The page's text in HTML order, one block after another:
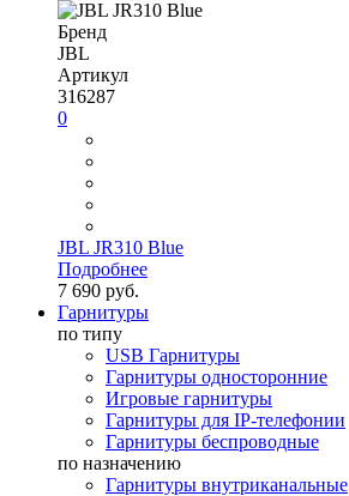
Бренд
JBL
Артикул
316287
0
JBL JR310 Blue
Подробнее
7 690 руб.
Гарнитуры
по типу
USB Гарнитуры
Гарнитуры односторонние
Игровые гарнитуры
Гарнитуры для IP-телефонии
Гарнитуры беспроводные
по назначению
Гарнитуры внутриканальные